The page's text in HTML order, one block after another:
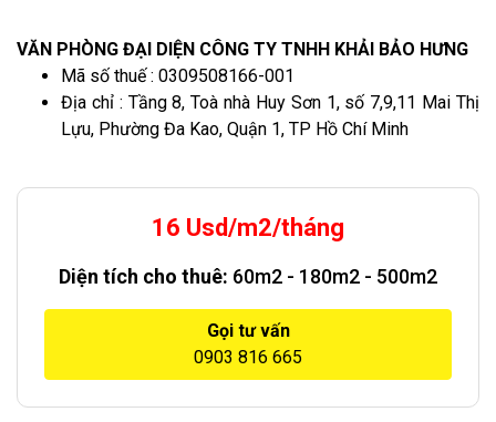
VĂN PHÒNG ĐẠI DIỆN CÔNG TY TNHH KHẢI BẢO HƯNG
Mã số thuế : 0309508166-001
Địa chỉ : Tầng 8, Toà nhà Huy Sơn 1, số 7,9,11 Mai Thị
Lựu, Phường Đa Kao, Quận 1, TP Hồ Chí Minh
16 Usd/m2/tháng
Diện tích cho thuê: 60m2 - 180m2 - 500m2
Gọi tư vấn
0903 816 665